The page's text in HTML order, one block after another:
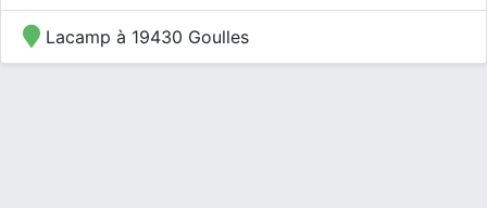
Lacamp à 19430 Goulles